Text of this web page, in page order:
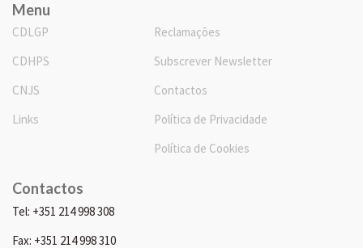
Menu
CDLGP
CDHPS
CNJS
Links
Reclamações
Subscrever Newsletter
Contactos
Política de Privacidade
Política de Cookies
Contactos
Tel: +351 214 998 308
Fax: +351 214 998 310